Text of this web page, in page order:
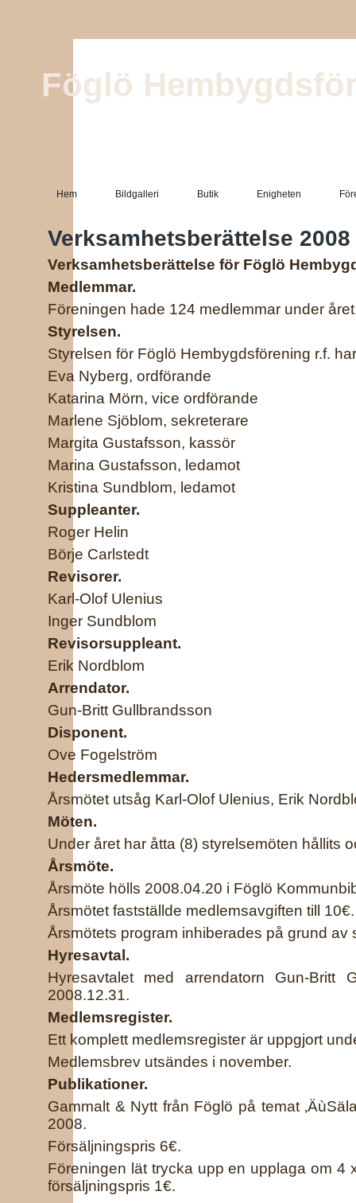
Föglö
Hem Bildgalleri Butik Enigheten
Verksamhetsberättelse 2008
Verksamhetsberättelse för Föglö
Medlemmar.
Föreningen hade 124 medlemmar under
Styrelsen.
Styrelsen för Föglö Hembygdsförening r.f.
Eva Nyberg, ordförande
Katarina Mörn, vice ordförande
Marlene Sjöblom, sekreterare
Margita Gustafsson, kassör
Marina Gustafsson, ledamot
Kristina Sundblom, ledamot
Suppleanter.
Roger Helin
Börje Carlstedt
Revisorer.
Karl-Olof Ulenius
Inger Sundblom
Revisorsuppleant.
Erik Nordblom
Arrendator.
Gun-Britt Gullbrandsson
Disponent.
Ove Fogelström
Hedersmedlemmar.
Årsmötet utsåg Karl-Olof Ulenius, Erik
Möten.
Under året har åtta (8) styrelsemöten hållits
Årsmöte.
Årsmöte hölls 2008.04.20 i Föglö
Årsmötet fastställde medlemsavgiften till 10€.
Årsmötets program inhiberades på grund av
Hyresavtal.
Hyresavtalet med arrendatorn Gun-Britt
2008.12.31.
Medlemsregister.
Ett komplett medlemsregister är uppgjort
Medlemsbrev utsändes i november.
Publikationer.
Gammalt & Nytt från Föglö på temat
2008.
Försäljningspris 6€.
Föreningen lät trycka upp en upplaga om
försäljningspris 1€.